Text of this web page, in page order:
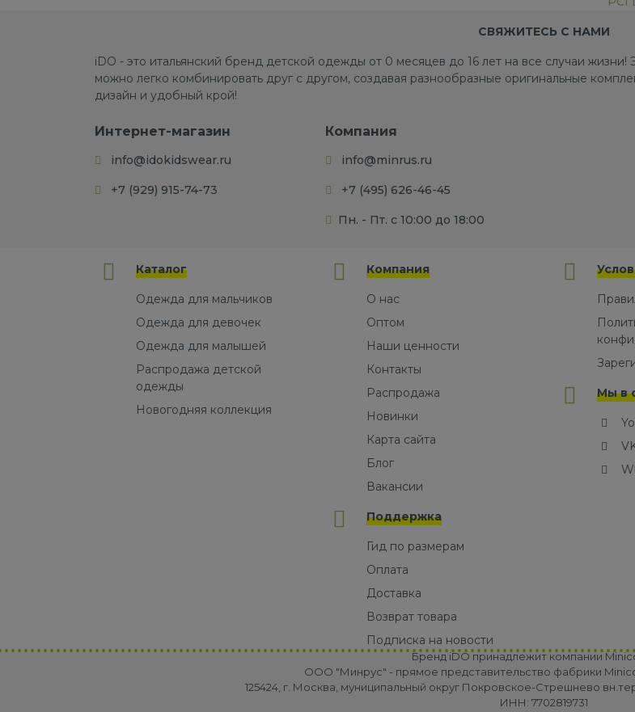
СВЯЖИТЕСЬ С НАМИ
iDO - это итальянский бренд детской одежды от 0 месяцев до 16 лет на все случаи
можно легко комбинировать друг с другом, создавая разнообразные оригинальные
дизайн и удобный крой!
Интернет-магазин
info@idokidswear.ru
+7 (929) 915-74-73
Компания
info@minrus.ru
+7 (495) 626-46-45
Пн. - Пт. с 10:00 до 18:00
Каталог
Одежда для мальчиков
Одежда для девочек
Одежда для малышей
Распродажа детской
одежды
Новогодняя коллекция
Компания
О нас
Оптом
Наши ценности
Контакты
Распродажа
Новинки
Карта сайта
Блог
Вакансии
Поддержка
Гид по размерам
Оплата
Доставка
Возврат товара
Подписка на новости
Мы в
Бренд iDO принадлежит компании
OOO "Минрус" - прямое представительство фабрики
125424, г. Москва, муниципальный округ Покровское-Стрешнево
ИНН: 7702819731